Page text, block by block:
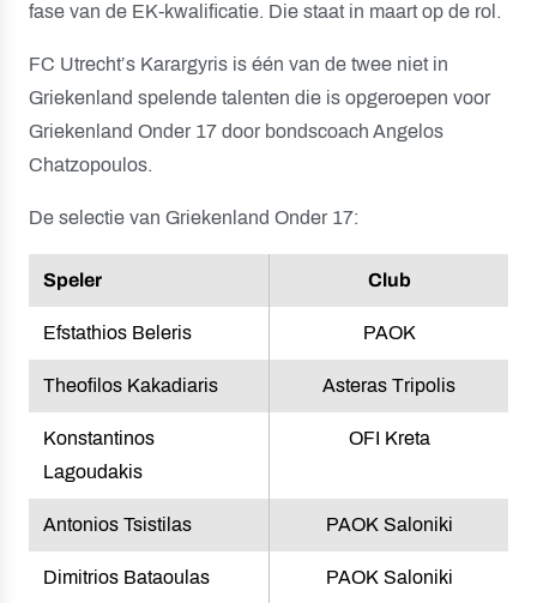
fase van de EK-kwalificatie. Die staat in maart op de rol.
FC Utrecht’s Karargyris is één van de twee niet in
Griekenland spelende talenten die is opgeroepen voor
Griekenland Onder 17 door bondscoach Angelos
Chatzopoulos.
De selectie van Griekenland Onder 17:
Speler Club
Efstathios Beleris PAOK
Theofilos Kakadiaris Asteras Tripolis
Konstantinos
Lagoudakis
OFI Kreta
Antonios Tsistilas PAOK Saloniki
Dimitrios Bataoulas PAOK Saloniki